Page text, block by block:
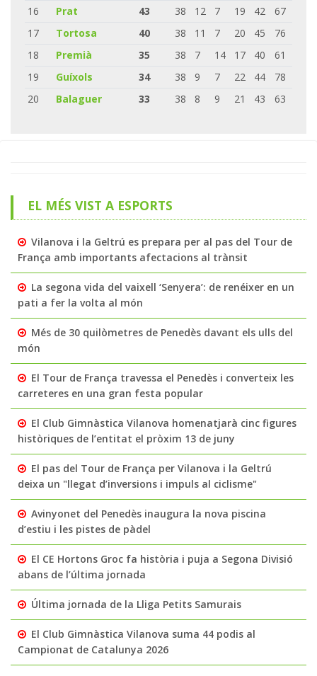
16
Prat 43 38 12 7 19 42
67
17
Tortosa 40 38 11 7 20 45
76
18
Premià 35 38 7 14 17 40
61
19
Guíxols 34 38 9 7 22 44
78
20
Balaguer 33 38 8 9 21 43 63
EL MÉS VIST A ESPORTS
Vilanova i la Geltrú es prepara per al pas del Tour de
França amb importants afectacions al trànsit
La segona vida del vaixell ‘Senyera’: de renéixer en un
pati a fer la volta al món
Més de 30 quilòmetres de Penedès davant els ulls del
món
El Tour de França travessa el Penedès i converteix les
carreteres en una gran festa popular
El Club Gimnàstica Vilanova homenatjarà cinc figures
històriques de l’entitat el pròxim 13 de juny
El pas del Tour de França per Vilanova i la Geltrú
deixa un "llegat d’inversions i impuls al ciclisme"
Avinyonet del Penedès inaugura la nova piscina
d’estiu i les pistes de pàdel
El CE Hortons Groc fa història i puja a Segona Divisió
abans de l’última jornada
Última jornada de la Lliga Petits Samurais
El Club Gimnàstica Vilanova suma 44 podis al
Campionat de Catalunya 2026